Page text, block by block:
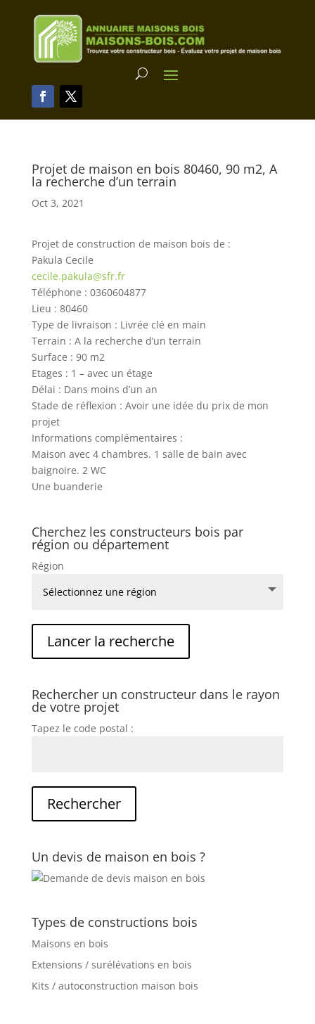
Projet de maison en bois 80460, 90 m2, A
la recherche d’un terrain
Oct 3, 2021
Projet de construction de maison bois de :
Pakula Cecile
cecile.pakula@sfr.fr
Téléphone : 0360604877
Lieu : 80460
Type de livraison : Livrée clé en main
Terrain : A la recherche d’un terrain
Surface : 90 m2
Etages : 1 – avec un étage
Délai : Dans moins d’un an
Stade de réflexion : Avoir une idée du prix de mon
projet
Informations complémentaires :
Maison avec 4 chambres. 1 salle de bain avec
baignoire. 2 WC
Une buanderie
Cherchez les constructeurs bois par
région ou département
Région
Rechercher un constructeur dans le rayon
de votre projet
Tapez le code postal :
Un devis de maison en bois ?
Types de constructions bois
Maisons en bois
Extensions / surélévations en bois
Kits / autoconstruction maison bois